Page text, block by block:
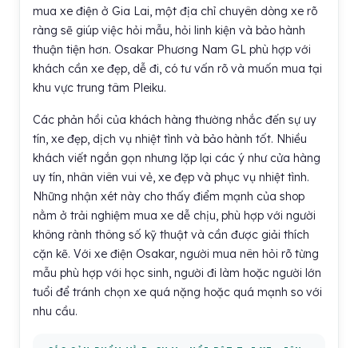
mua xe điện ở Gia Lai, một địa chỉ chuyên dòng xe rõ
ràng sẽ giúp việc hỏi mẫu, hỏi linh kiện và bảo hành
thuận tiện hơn. Osakar Phương Nam GL phù hợp với
khách cần xe đẹp, dễ đi, có tư vấn rõ và muốn mua tại
khu vực trung tâm Pleiku.
Các phản hồi của khách hàng thường nhắc đến sự uy
tín, xe đẹp, dịch vụ nhiệt tình và bảo hành tốt. Nhiều
khách viết ngắn gọn nhưng lặp lại các ý như cửa hàng
uy tín, nhân viên vui vẻ, xe đẹp và phục vụ nhiệt tình.
Những nhận xét này cho thấy điểm mạnh của shop
nằm ở trải nghiệm mua xe dễ chịu, phù hợp với người
không rành thông số kỹ thuật và cần được giải thích
cặn kẽ. Với xe điện Osakar, người mua nên hỏi rõ từng
mẫu phù hợp với học sinh, người đi làm hoặc người lớn
tuổi để tránh chọn xe quá nặng hoặc quá mạnh so với
nhu cầu.